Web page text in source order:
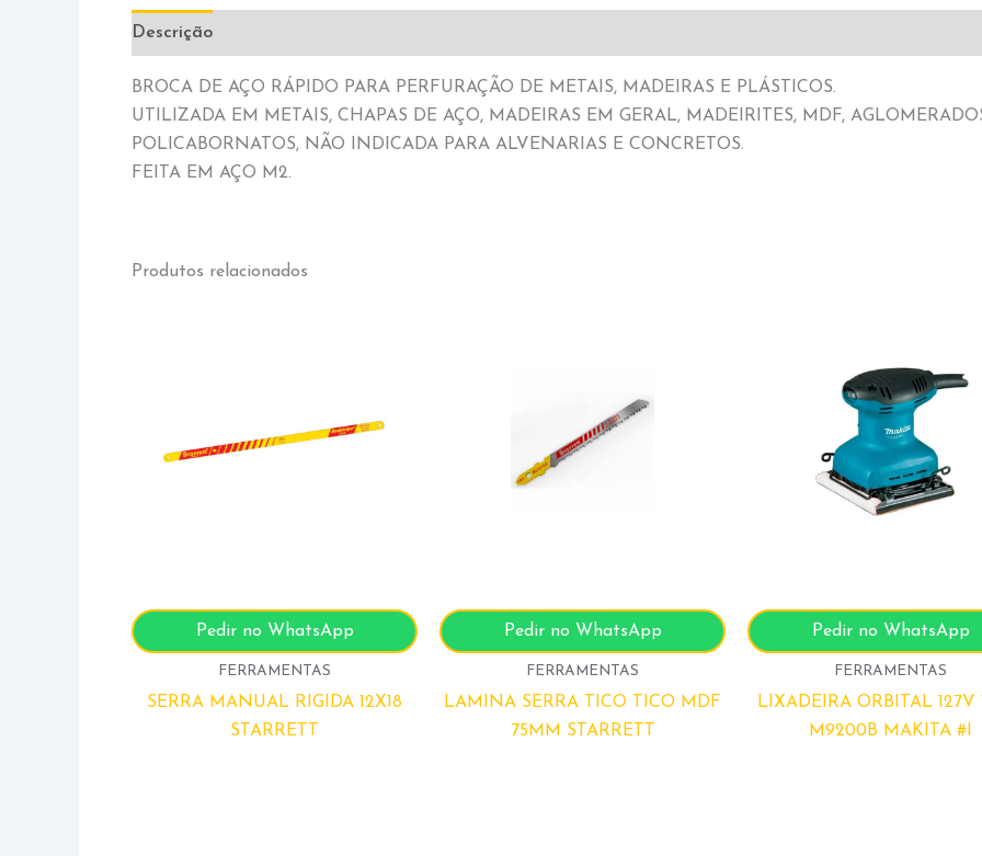
Descrição
BROCA DE AÇO RÁPIDO PARA PERFURAÇÃO DE METAIS, MADEIRAS E PLÁSTICOS.
UTILIZADA EM METAIS, CHAPAS DE AÇO, MADEIRAS EM GERAL, MADEIRITES, MDF,
POLICABORNATOS, NÃO INDICADA PARA ALVENARIAS E CONCRETOS.
FEITA EM AÇO M2.
Produtos relacionados
Pedir no WhatsApp
FERRAMENTAS
SERRA MANUAL RIGIDA 12X18
STARRETT
Pedir no WhatsApp
FERRAMENTAS
LAMINA SERRA TICO TICO MDF
75MM STARRETT
Pedir no WhatsApp
FERRAMENTAS
LIXADEIRA ORBITAL 127V
M9200B MAKITA #I